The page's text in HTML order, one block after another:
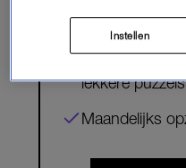
Lees
Geniet van te
lekkere puzzels
Maandelijks
Instellen